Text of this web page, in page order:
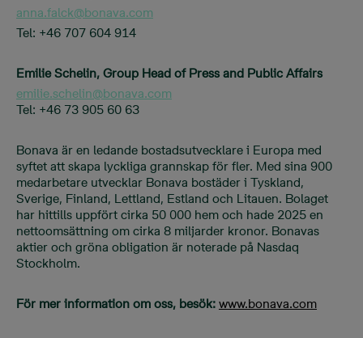
anna.falck@bonava.com
Tel: +46 707 604 914
Emilie Schelin, Group Head of Press and Public Affairs
emilie.schelin@bonava.com
Tel: +46 73 905 60 63
Bonava är en ledande bostadsutvecklare i Europa med
syftet att skapa lyckliga grannskap för fler. Med sina 900
medarbetare utvecklar Bonava bostäder i Tyskland,
Sverige, Finland, Lettland, Estland och Litauen. Bolaget
har hittills uppfört cirka 50 000 hem och hade 2025 en
nettoomsättning om cirka 8 miljarder kronor. Bonavas
aktier och gröna obligation är noterade på Nasdaq
Stockholm.
För mer information om oss, besök: www.bonava.com